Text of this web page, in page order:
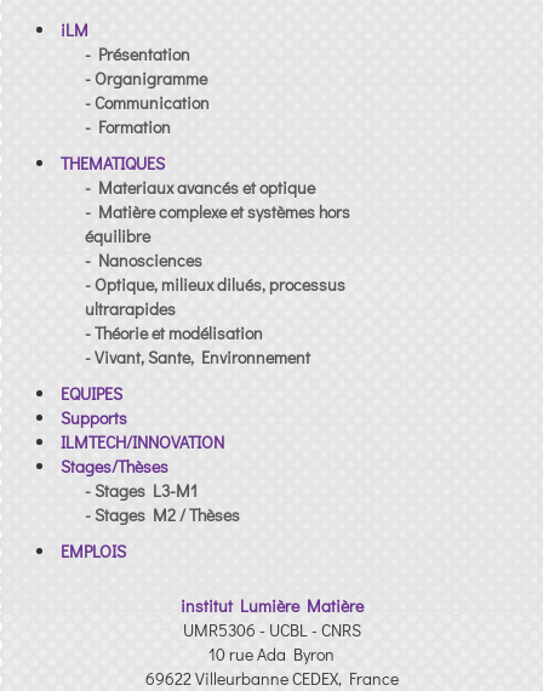
iLM
- Présentation
- Organigramme
- Communication
- Formation
THEMATIQUES
- Materiaux avancés et optique
- Matière complexe et systèmes hors
équilibre
- Nanosciences
- Optique, milieux dilués, processus
ultrarapides
- Théorie et modélisation
- Vivant, Sante, Environnement
EQUIPES
Supports
ILMTECH/INNOVATION
Stages/Thèses
- Stages L3-M1
- Stages M2 / Thèses
EMPLOIS
institut Lumière Matière
UMR5306 - UCBL - CNRS
10 rue Ada Byron
69622 Villeurbanne CEDEX, France